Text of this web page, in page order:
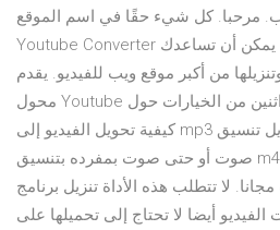
مرحبا. كل شيء حقًا في اسم الموقع.
Youtube Converter هو نوع من مواقع الويب التي يمكن أن تساعدك
من أكبر موقع ويب للفيديو. يقدم
محول Youtube ما لا يقل عن اثني عشر أو اثنين من الخيارات حول
كيفية تحويل الفيديو إلى mp3 أو تنزيل تنسيق mp4 ، مع أو بدون
صوت أو حتى صوت بمفرده بتنسيق m4a أو webm. شبيبة نسخة من
لا تتطلب هذه الأداة تنزيل برنامج
أيضا لا تحتاج إلى تحميلها على